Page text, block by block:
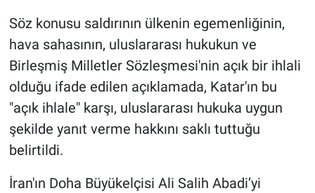
Söz konusu saldırının ülkenin egemenliğinin,
hava sahasının, uluslararası hukukun ve
Birleşmiş Milletler Sözleşmesi'nin açık bir ihlali
olduğu ifade edilen açıklamada, Katar'ın bu
"açık ihlale" karşı, uluslararası hukuka uygun
şekilde yanıt verme hakkını saklı tuttuğu
belirtildi.
İran'ın Doha Büyükelçisi Ali Salih Abadi’yi